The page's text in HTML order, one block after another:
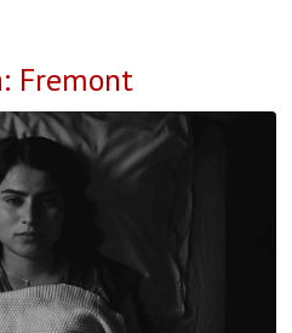
Fremont